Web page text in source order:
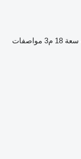
سعة 18 م3
مواصفات